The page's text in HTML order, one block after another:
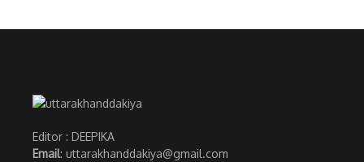
Editor : DEEPIKA
Email: uttarakhanddakiya@gmail.com